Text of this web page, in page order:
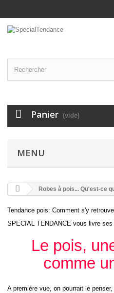
Panier (vide)
MENU
Robes à pois... Qu'est-ce
Tendance pois: Comment s'y
SPECIAL TENDANCE vous livre
Le pois,
comme
A première vue, on pourrait le